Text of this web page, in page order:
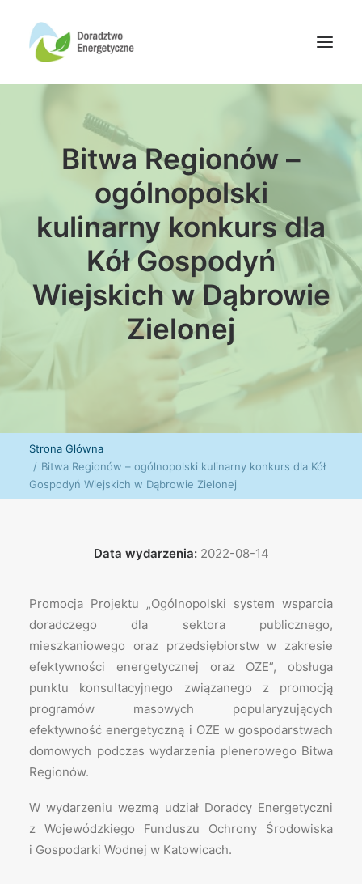
Oferta doradców
Aktualności
Oferta finansowania
Wiedza
Kontakt
Bitwa Regionów –
ogólnopolski
kulinarny konkurs dla
Kół Gospodyń
Wiejskich w Dąbrowie
Zielonej
Strona Główna
Bitwa Regionów – ogólnopolski kulinarny konkurs dla Kół
Gospodyń Wiejskich w Dąbrowie Zielonej
Data wydarzenia:2022-08-14
Promocja Projektu „Ogólnopolski system wsparcia
doradczego dla sektora publicznego,
mieszkaniowego oraz przedsiębiorstw w zakresie
efektywności energetycznej oraz OZE”, obsługa
punktu konsultacyjnego związanego z promocją
programów masowych popularyzujących
efektywność energetyczną i OZE w gospodarstwach
domowych podczas wydarzenia plenerowego Bitwa
Regionów.
W wydarzeniu wezmą udział Doradcy Energetyczni
z Wojewódzkiego Funduszu Ochrony Środowiska
i Gospodarki Wodnej w Katowicach.